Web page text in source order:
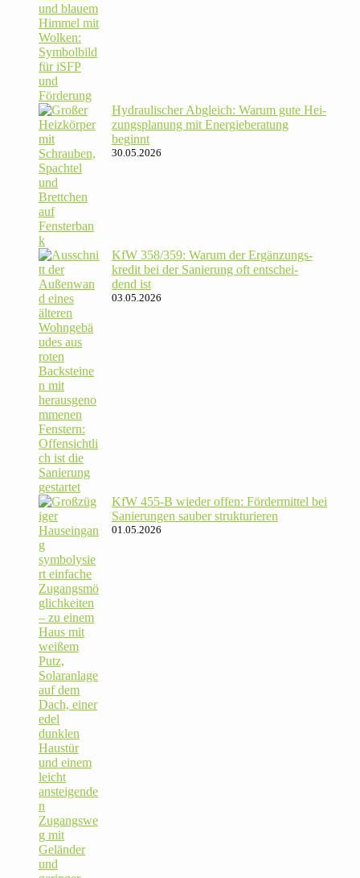
Hydrau­li­scher Abgleich: Warum gute Hei­
zungs­pla­nung mit Energie­beratung
beginnt
30.05.2026
KfW 358/​359: Warum der Ergän­zungs­
kredit bei der Sanie­rung oft ent­schei­
dend ist
03.05.2026
KfW 455‑B wieder offen: För­der­mittel bei
Sanie­rungen sauber strukturieren
01.05.2026